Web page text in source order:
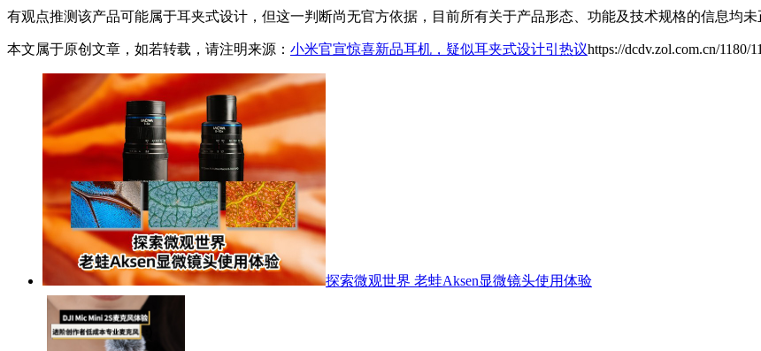
有观点推测该产品可能属于耳夹式设计，但这一判断尚无官方依据，目前所有关于产品形态、功能及技术规格的信息均未
本文属于原创文章，如若转载，请注明来源： 小米官宣惊喜新品耳机，疑似耳夹式设计引热议https://dcdv.zol.com.cn/1180/
探索微观世界 老蛙Aksen显微镜头使用体验